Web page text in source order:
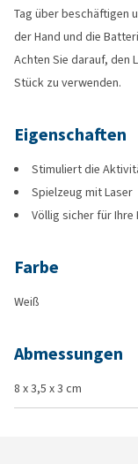
Tag über beschäftigen
der Hand und die
Achten Sie darauf, den
Stück zu verwenden.
Eigenschaften
Stimuliert die
Spielzeug mit Laser
Völlig sicher für Ihre
Farbe
Weiß
Abmessungen
8 x 3,5 x 3 cm